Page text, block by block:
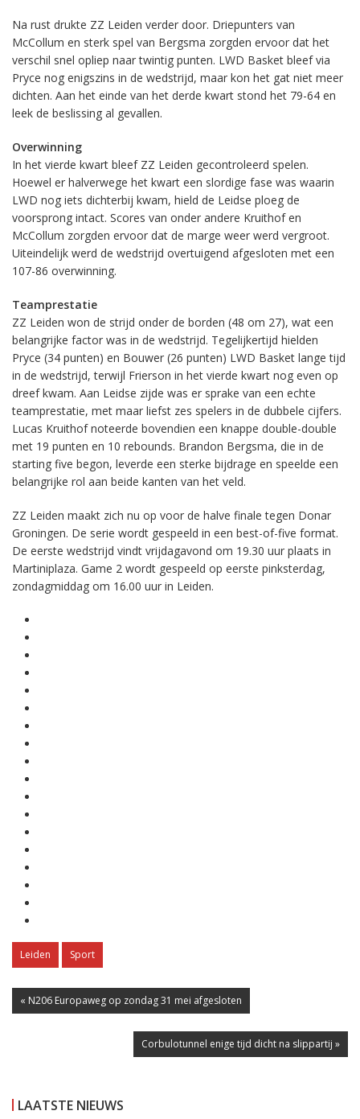
Na rust drukte ZZ Leiden verder door. Driepunters van
McCollum en sterk spel van Bergsma zorgden ervoor dat het
verschil snel opliep naar twintig punten. LWD Basket bleef via
Pryce nog enigszins in de wedstrijd, maar kon het gat niet meer
dichten. Aan het einde van het derde kwart stond het 79-64 en
leek de beslissing al gevallen.
Overwinning
In het vierde kwart bleef ZZ Leiden gecontroleerd spelen.
Hoewel er halverwege het kwart een slordige fase was waarin
LWD nog iets dichterbij kwam, hield de Leidse ploeg de
voorsprong intact. Scores van onder andere Kruithof en
McCollum zorgden ervoor dat de marge weer werd vergroot.
Uiteindelijk werd de wedstrijd overtuigend afgesloten met een
107-86 overwinning.
Teamprestatie
ZZ Leiden won de strijd onder de borden (48 om 27), wat een
belangrijke factor was in de wedstrijd. Tegelijkertijd hielden
Pryce (34 punten) en Bouwer (26 punten) LWD Basket lange tijd
in de wedstrijd, terwijl Frierson in het vierde kwart nog even op
dreef kwam. Aan Leidse zijde was er sprake van een echte
teamprestatie, met maar liefst zes spelers in de dubbele cijfers.
Lucas Kruithof noteerde bovendien een knappe double-double
met 19 punten en 10 rebounds. Brandon Bergsma, die in de
starting five begon, leverde een sterke bijdrage en speelde een
belangrijke rol aan beide kanten van het veld.
ZZ Leiden maakt zich nu op voor de halve finale tegen Donar
Groningen. De serie wordt gespeeld in een best-of-five format.
De eerste wedstrijd vindt vrijdagavond om 19.30 uur plaats in
Martiniplaza. Game 2 wordt gespeeld op eerste pinksterdag,
zondagmiddag om 16.00 uur in Leiden.
Leiden Sport
« N206 Europaweg op zondag 31 mei afgesloten
Corbulotunnel enige tijd dicht na slippartij »
LAATSTE NIEUWS